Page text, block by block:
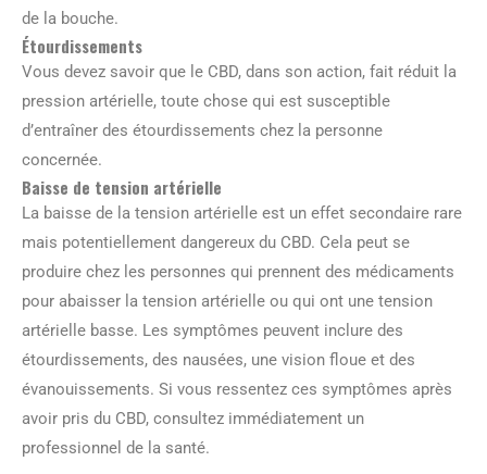
de la bouche.
Étourdissements
Vous devez savoir que le CBD, dans son action, fait réduit la
pression artérielle, toute chose qui est susceptible
d’entraîner des étourdissements chez la personne
concernée.
Baisse de tension artérielle
La baisse de la tension artérielle est un effet secondaire rare
mais potentiellement dangereux du CBD. Cela peut se
produire chez les personnes qui prennent des médicaments
pour abaisser la tension artérielle ou qui ont une tension
artérielle basse. Les symptômes peuvent inclure des
étourdissements, des nausées, une vision floue et des
évanouissements. Si vous ressentez ces symptômes après
avoir pris du CBD, consultez immédiatement un
professionnel de la santé.